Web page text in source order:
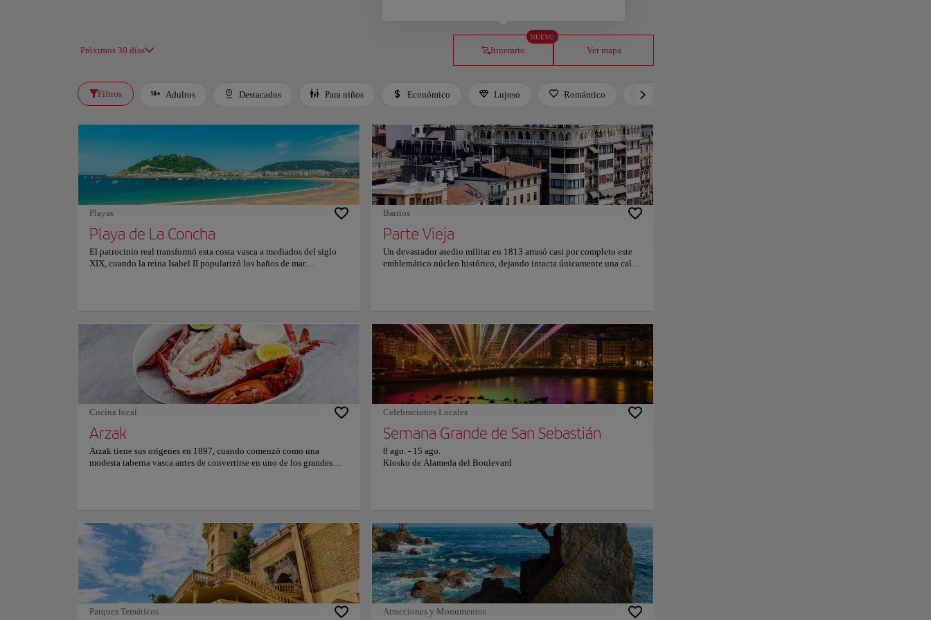
Próximos 30 días Itinerario
NUEVO
Ver mapa
Filtros Adultos Destacados Para niños Económico Lujoso Romántico Activo
Playas
Playa de La Concha
El patrocinio real transformó esta costa vasca a mediados del siglo
XIX, cuando la reina Isabel II popularizó los baños de mar
paseo marítimo destaca por su célebre y artística barandilla blanca.
Recorrer el elegante paseo evoca la distinguida sofisticación de la
Belle Époque, donde las mareas del mar Cantábrico remodelan
constantemente la extensa arena dorada, propiciando una
contemplación pacífica y una profunda conexión natural.
Barrios
Parte Vieja
Un devastador asedio militar en 1813 arrasó casi por completo este
emblemático núcleo histórico, dejando intacta únicamente una calle.
revelan un antiguo pasado taurino. Este denso trazado urbano
alberga también la monumental fachada barroca de Santa María del
Coro. El atardecer activa tradiciones culinarias legendarias en las
tabernas ancestrales, fomentando intensas interacciones sociales.
Participar activamente en esta gastronomía en miniatura permite una
conexión genuina con las costumbres vascas y el imperecedero
orgullo comunitario.
Cocina local
Arzak
Arzak tiene sus orígenes en 1897, cuando comenzó como una
modesta taberna vasca antes de convertirse en uno de los grandes
profundamente arraigada en la cocina vasca. Destacan elaboraciones
de marisco llenas de sutileza, carnes refinadas y composiciones
vegetales de gran expresividad, donde técnica, creatividad y
producto se combinan con precisión y sensibilidad. La iluminación
cálida y un diseño elegante envuelven una experiencia donde cada
detalle está cuidadosamente pensado. La visita se convierte en un
recorrido sensorial que conecta historia y vanguardia, invitando a
descubrir una cocina donde emoción, memoria y creatividad se
manifiestan en cada plato. Para más información sobre reservas y
Celebraciones Locales
Semana Grande de San Sebastián
8 ago. - 15 ago.
Kiosko de Alameda del Boulevard
Parques Temáticos Atracciones y Monumentos